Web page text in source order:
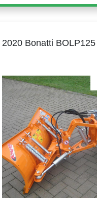
2020 Bonatti BOLP125